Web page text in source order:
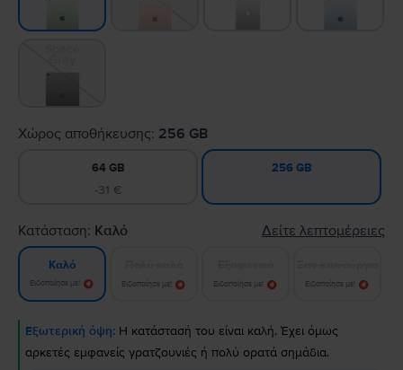
Χώρος αποθήκευσης: 256 GB
64 GB
-31 €
256 GB
Κατάσταση: Καλό Δείτε λεπτομέρειες
Καλό
Ειδοποίησε με! Ειδοποίησε με! Ειδοποίησε με! Ειδοποίησε με!
Εξωτερική όψη: Η κατάστασή του είναι καλή. Έχει όμως
αρκετές εμφανείς γρατζουνιές ή πολύ ορατά σημάδια.